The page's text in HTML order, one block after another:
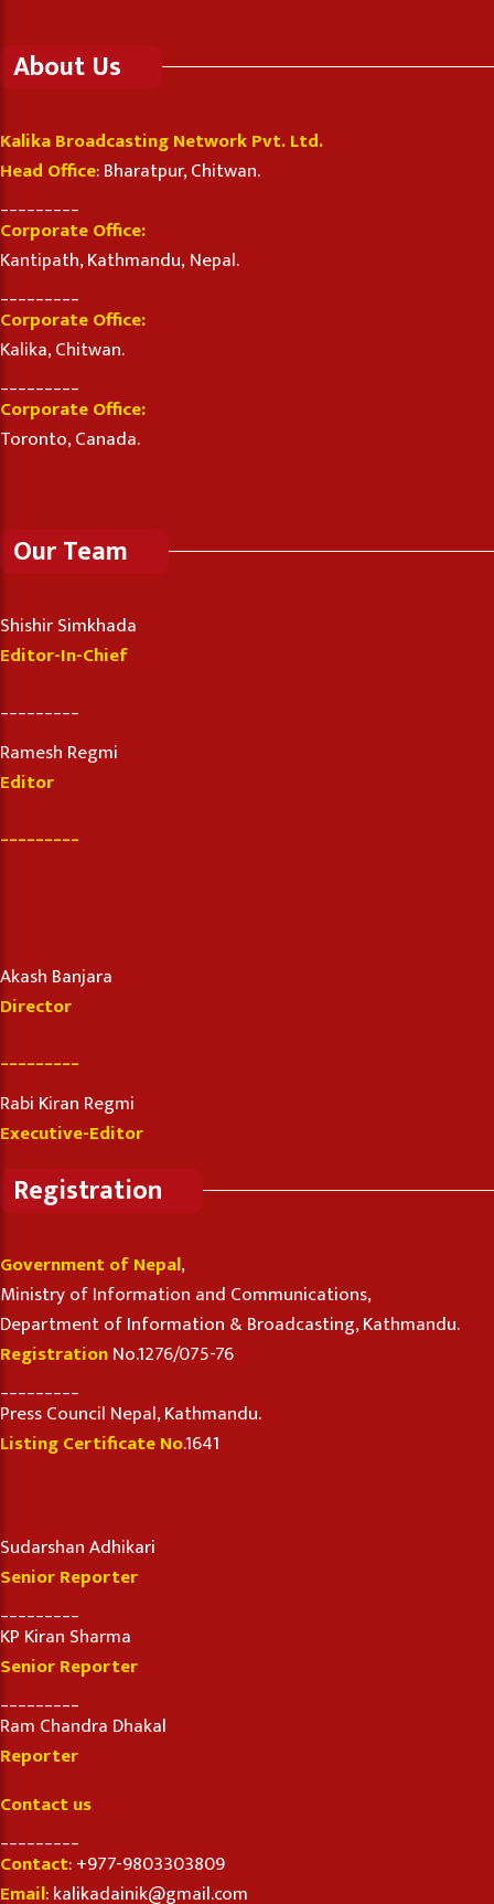
About Us
Kalika Broadcasting Network Pvt. Ltd.
Head Office: Bharatpur, Chitwan.
Corporate Office:
Kantipath, Kathmandu, Nepal.
Corporate Office:
Kalika, Chitwan.
Corporate Office:
Toronto, Canada.
Our Team
Shishir Simkhada
Editor-In-Chief
Ramesh Regmi
Editor
_________
Akash Banjara
Director
_________
Rabi Kiran Regmi
Executive-Editor
Registration
Government of Nepal,
Ministry of Information and Communications,
Department of Information & Broadcasting, Kathmandu.
RegistrationNo.1276/075-76
Press Council Nepal, Kathmandu.
Listing Certificate No.1641
Sudarshan Adhikari
Senior Reporter
KP Kiran Sharma
Senior Reporter
Ram Chandra Dhakal
Reporter
Contact us
Contact: +977-9803303809
Email: kalikadainik@gmail.com